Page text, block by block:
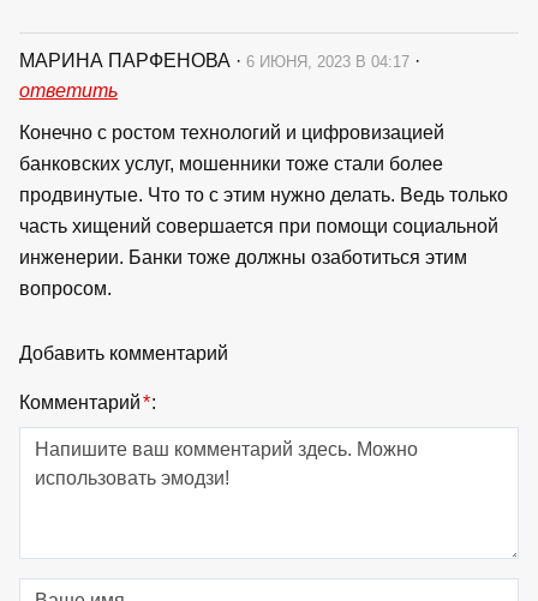
МАРИНА ПАРФЕНОВА · 6 ИЮНЯ, 2023 В 04:17 ·
ответить
Конечно с ростом технологий и цифровизацией
банковских услуг, мошенники тоже стали более
продвинутые. Что то с этим нужно делать. Ведь только
часть хищений совершается при помощи социальной
инженерии. Банки тоже должны озаботиться этим
вопросом.
Добавить комментарий
Комментарий*: